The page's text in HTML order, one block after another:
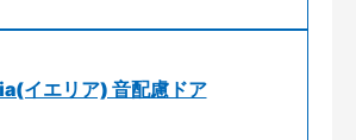
イエリア) 音配慮ドア